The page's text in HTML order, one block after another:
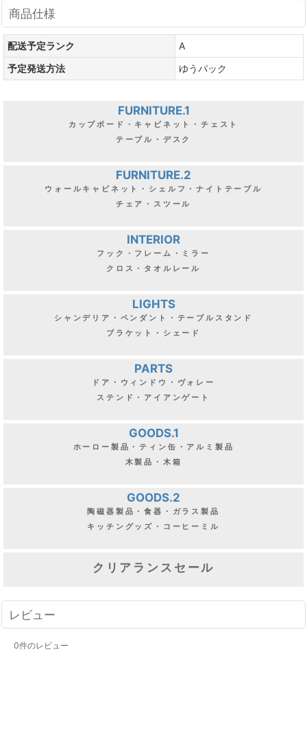
商品仕様
配送予定ランク
A
予定発送方法
ゆうパック
FURNITURE.1
カップボード・キャビネット・チェスト
テーブル・デスク
FURNITURE.2
ウォールキャビネット・シェルフ・ナイトテーブル
チェア・スツール
INTERIOR
フック・フレーム・ミラー
クロス・タオルレール
LIGHTS
シャンデリア・ペンダント・テーブルスタンド
ブラケット・シェード
PARTS
ドア・ウィンドウ・ヴォレー
ステンド・アイアンゲート
GOODS.1
ホーロー製品・ティン缶・アルミ製品
木製品・木箱
GOODS.2
陶磁器製品・食器・ガラス製品
キッチングッズ・コーヒーミル
クリアランスセール
レビュー
0件のレビュー